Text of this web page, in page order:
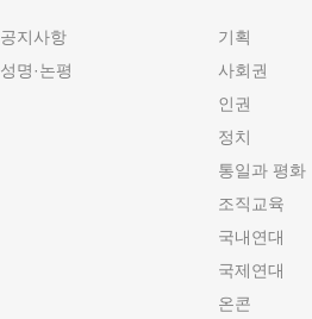
공지사항
성명·논평
기획
사회권
인권
정치
통일과 평화
조직교육
국내연대
국제연대
온콘